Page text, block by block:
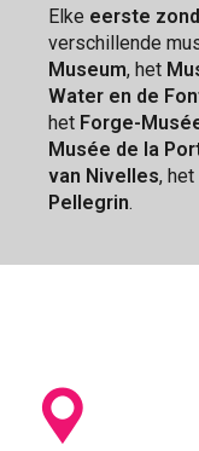
Elke eerste
verschillende
Museum, het
Water en de
het Forge-
Musée de la
van Nivelles, het
Pellegrin.